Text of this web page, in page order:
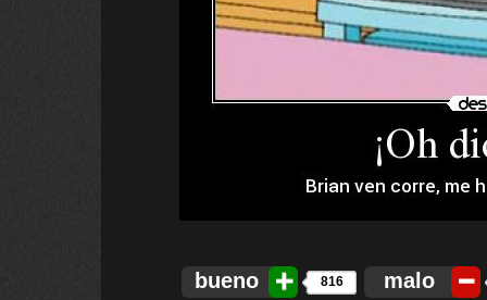
bueno 816 malo